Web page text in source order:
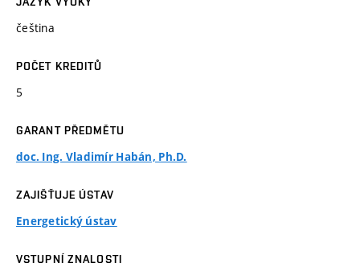
čeština
POČET KREDITŮ
5
GARANT PŘEDMĚTU
doc. Ing. Vladimír Habán, Ph.D.
ZAJIŠŤUJE ÚSTAV
Energetický ústav
VSTUPNÍ ZNALOSTI